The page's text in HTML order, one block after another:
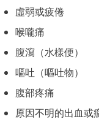
虛弱或疲倦
喉嚨痛
腹瀉（水樣便）
嘔吐（嘔吐物）
腹部疼痛
原因不明的出血或